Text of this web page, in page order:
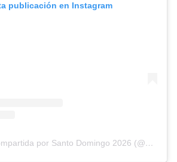
publicación en Instagram
Una publicación compartida por Santo Domingo 2026 (@santodomingo2026)